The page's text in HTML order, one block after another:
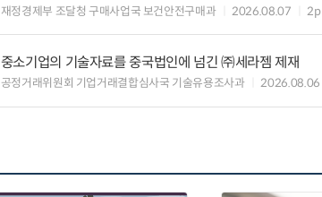
재정경제부 조달청 구매사업국 보건안전구매과 2026.08.07 2p
중소기업의 기술자료를 중국법인에 넘긴 ㈜세라젬 제재
공정거래위원회 기업거래결합심사국 기술유용조사과 2026.08.06